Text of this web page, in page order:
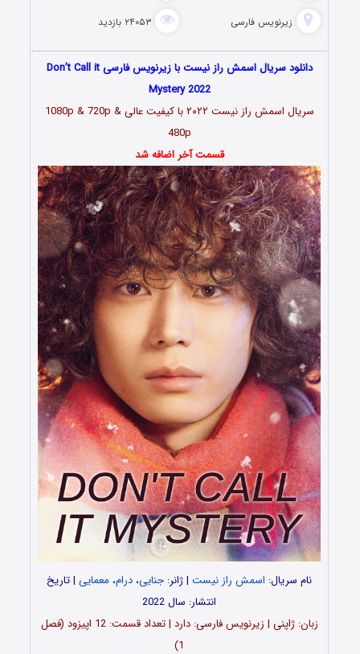
زیرنویس فارسی ۲۴۰۵۳ بازدید
دانلود سریال اسمش راز نیست با زیرنویس فارسی Don’t Call it
Mystery 2022
سریال اسمش راز نیست ۲۰۲۲
با کیفیت عالی 1080p & 720p &
480p
قسمت آخر اضافه شد
نام سریال: اسمش راز نیست | ژانر: جنایی، درام، معمایی | تاریخ
انتشار: سال 2022
زبان: ژاپنی | زیرنویس فارسی: دارد | تعداد قسمت‌‌‌: 12 اپیزود (فصل
1)